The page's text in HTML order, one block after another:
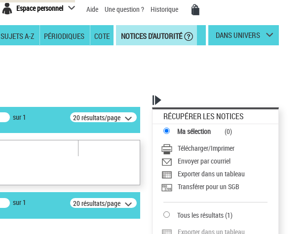
Espace personnel Aide Une question ? Historique
SUJETS A-Z PÉRIODIQUES COTE NOTICES D'AUTORITÉ DANS UNIVERS
sur 1 20 résultats/page
sur 1 20 résultats/page
RÉCUPÉRER LES NOTICES
Ma sélection (0)
Télécharger/Imprimer
Envoyer par courriel
Exporter dans un tableau
Transférer pour un SGB
Tous les résultats(1)
Exporter dans un tableau